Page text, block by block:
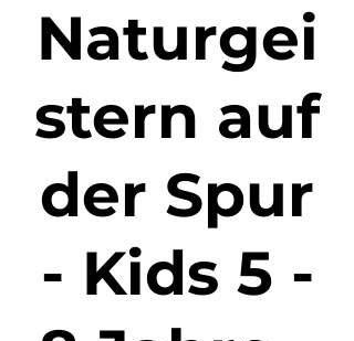
Naturgei
stern auf
der Spur
- Kids 5 -